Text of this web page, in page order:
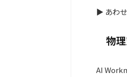
▶ あわ
物
AI